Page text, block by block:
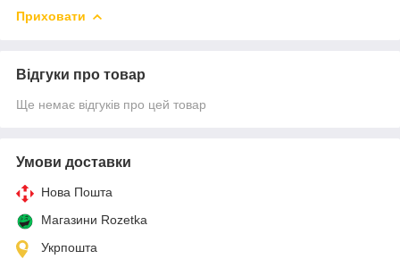
Приховати
Відгуки про товар
Ще немає відгуків про цей товар
Умови доставки
Нова Пошта
Магазини Rozetka
Укрпошта